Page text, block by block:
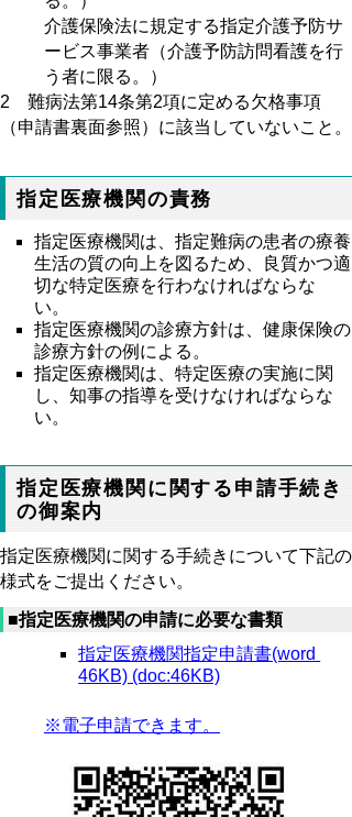
介護保険法に規定する指定介護予防サ
ービス事業者（介護予防訪問看護を行
う者に限る。）
2 難病法第14条第2項に定める欠格事項
（申請書裏面参照）に該当していないこと。
指定医療機関の責務
指定医療機関は、指定難病の患者の療養
生活の質の向上を図るため、良質かつ適
切な特定医療を行わなければならな
い。
指定医療機関の診療方針は、健康保険の
診療方針の例による。
指定医療機関は、特定医療の実施に関
し、知事の指導を受けなければならな
い。
指定医療機関に関する申請手続き
の御案内
指定医療機関に関する手続きについて下記の
様式をご提出ください。
■指定医療機関の申請に必要な書類
指定医療機関指定申請書(word
46KB) (doc:46KB)
※電子申請できます。